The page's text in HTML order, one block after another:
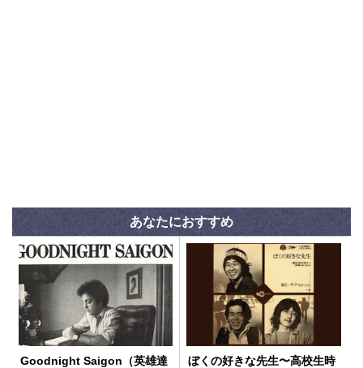
あなたにおすすめ
Goodnight Saigon（英雄達 ぼくの好きな先生〜高校生時